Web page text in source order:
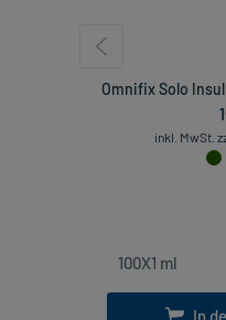
Omnifix Solo
inkl. MwSt.
In